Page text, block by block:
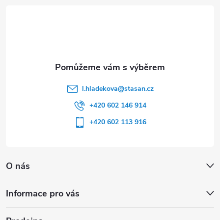
O nás
Informace pro vás
l.hladekova@stasan.cz
+420 602 146 914
+420 602 113 916